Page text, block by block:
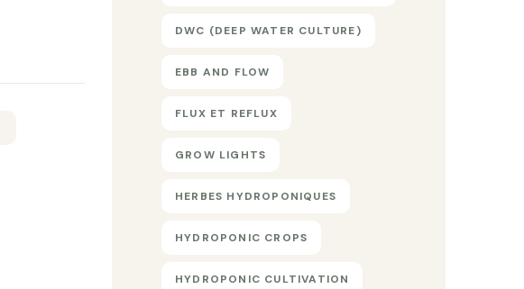
DWC (DEEP WATER CULTURE)
EBB AND FLOW
FLUX ET REFLUX
GROW LIGHTS
HERBES HYDROPONIQUES
HYDROPONIC CROPS
HYDROPONIC CULTIVATION